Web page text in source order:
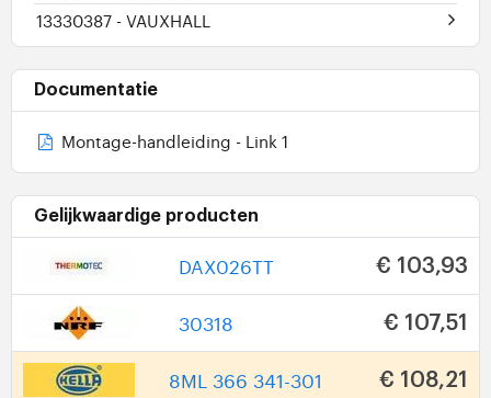
13330387 - VAUXHALL
Documentatie
Montage-handleiding - Link 1
Gelijkwaardige producten
DAX026TT € 103,93
30318 € 107,51
8ML 366 341-301 € 108,21